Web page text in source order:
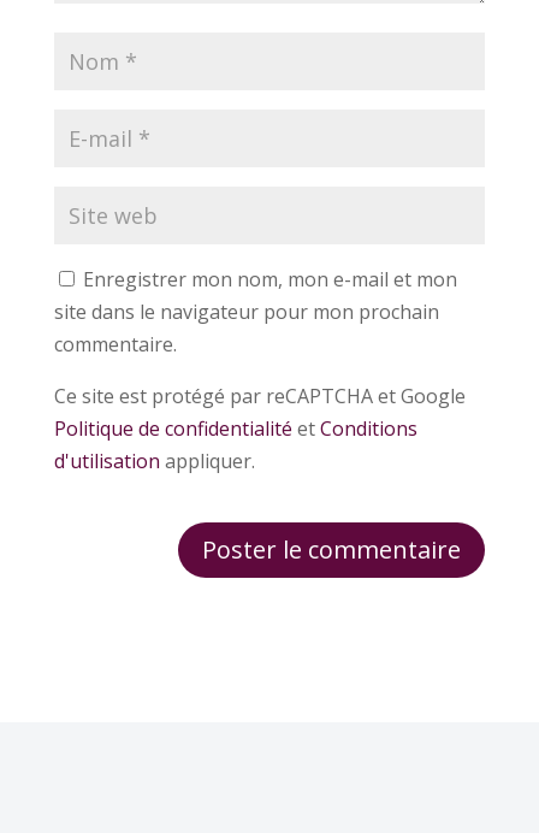
Enregistrer mon nom, mon e-mail et mon
site dans le navigateur pour mon prochain
commentaire.
Ce site est protégé par reCAPTCHA et Google
Politique de confidentialité etConditions
d'utilisation appliquer.